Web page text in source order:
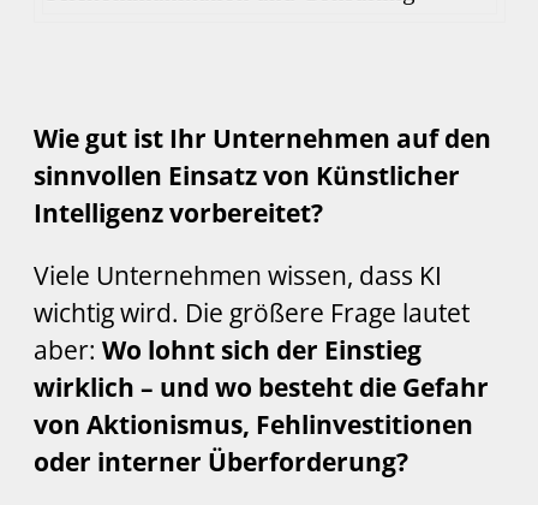
Wie gut ist Ihr Unternehmen auf den
sinnvollen Einsatz von Künstlicher
Intelligenz vorbereitet?
Viele Unternehmen wissen, dass KI
wichtig wird. Die größere Frage lautet
aber: Wo lohnt sich der Einstieg
wirklich – und wo besteht die Gefahr
von Aktionismus, Fehlinvestitionen
oder interner Überforderung?